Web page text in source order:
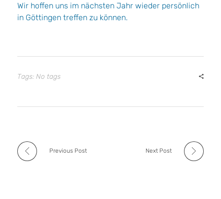
Wir hoffen uns im nächsten Jahr wieder persönlich
in Göttingen treffen zu können.
Tags: No tags
Previous Post Next Post